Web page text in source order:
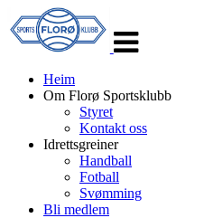
navigasjon
Heim
Om Florø Sportsklubb
Styret
Kontakt oss
Idrettsgreiner
Handball
Fotball
Svømming
Bli medlem